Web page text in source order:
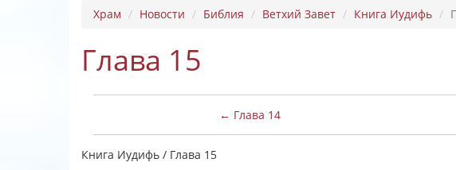
Храм Новости Библия Ветхий Завет Книга Иудифь
Глава 15
← Глава 14
Книга Иудифь / Глава 15